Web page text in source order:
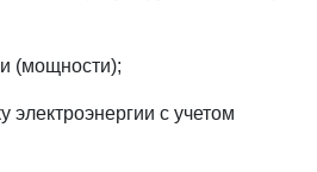
(мощности);
электроэнергии с учетом